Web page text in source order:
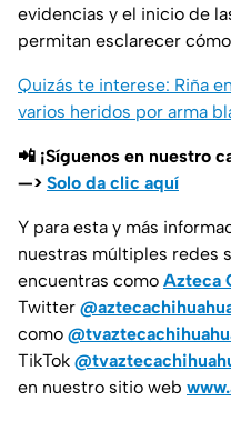
evidencias y el inicio de
permitan esclarecer
Quizás te interese: Riña
varios heridos por arma
📲 ¡Síguenos en nuestro
—> Solo da clic aquí
Y para esta y más
nuestras múltiples redes
encuentras como Azteca
Twitter
como
TikTok
en nuestro sitio web